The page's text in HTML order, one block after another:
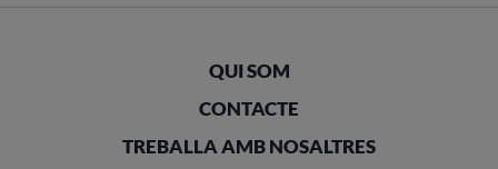
QUI SOM
CONTACTE
TREBALLA AMB NOSALTRES